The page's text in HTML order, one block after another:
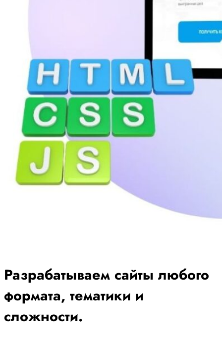
Разрабатываем сайты любого
формата, тематики и
сложности.